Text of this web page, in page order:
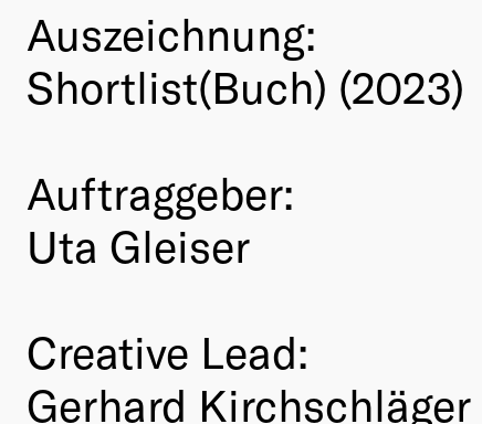
Auszeichnung:
Shortlist(Buch) (2023)
Auftraggeber:
Uta Gleiser
Creative Lead:
Gerhard Kirchschläger